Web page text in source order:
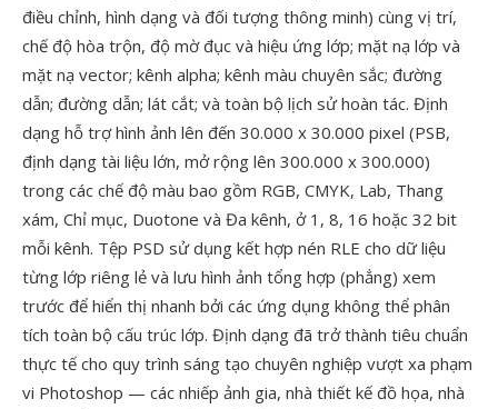
điều chỉnh, hình dạng và đối tượng thông minh) cùng vị trí,
chế độ hòa trộn, độ mờ đục và hiệu ứng lớp; mặt nạ lớp và
mặt nạ vector; kênh alpha; kênh màu chuyên sắc; đường
dẫn; đường dẫn; lát cắt; và toàn bộ lịch sử hoàn tác. Định
dạng hỗ trợ hình ảnh lên đến 30.000 x 30.000 pixel (PSB,
định dạng tài liệu lớn, mở rộng lên 300.000 x 300.000)
trong các chế độ màu bao gồm RGB, CMYK, Lab, Thang
xám, Chỉ mục, Duotone và Đa kênh, ở 1, 8, 16 hoặc 32 bit
mỗi kênh. Tệp PSD sử dụng kết hợp nén RLE cho dữ liệu
từng lớp riêng lẻ và lưu hình ảnh tổng hợp (phẳng) xem
trước để hiển thị nhanh bởi các ứng dụng không thể phân
tích toàn bộ cấu trúc lớp. Định dạng đã trở thành tiêu chuẩn
thực tế cho quy trình sáng tạo chuyên nghiệp vượt xa phạm
vi Photoshop — các nhiếp ảnh gia, nhà thiết kế đồ họa, nhà